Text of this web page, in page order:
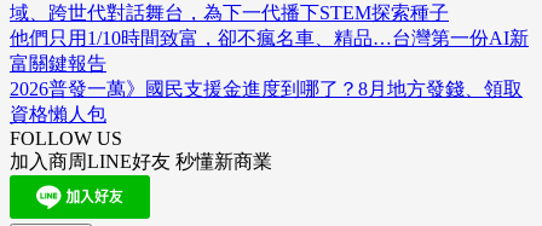
域、跨世代對話舞台，為下一代播下STEM探索種子
他們只用1/10時間致富，卻不瘋名車、精品…台灣第一份AI新
富關鍵報告
2026普發一萬》國民支援金進度到哪了？8月地方發錢、領取
資格懶人包
FOLLOW US
加入商周LINE好友 秒懂新商業